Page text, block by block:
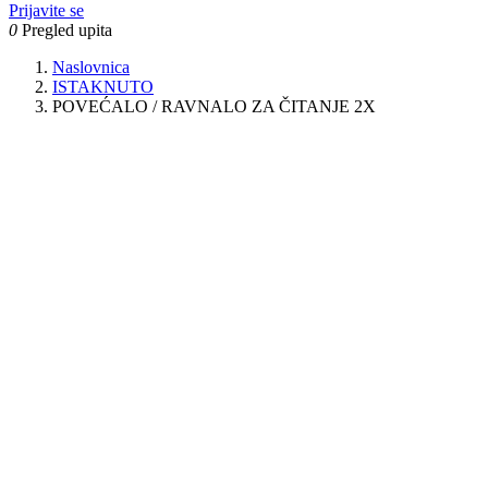
Prijavite se
0 Pregled upita
Naslovnica
ISTAKNUTO
POVEĆALO / RAVNALO ZA ČITANJE 2X